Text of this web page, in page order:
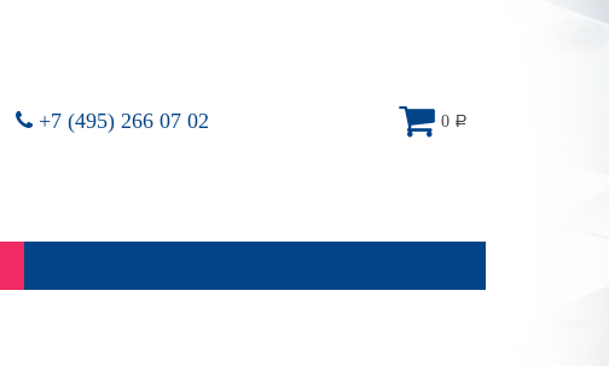
+7 (495) 266 07 02 0 Р